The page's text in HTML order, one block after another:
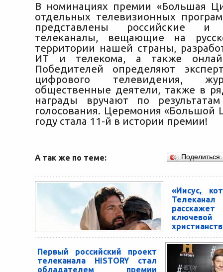
В номинациях премии «Большая
отдельных телевизионных
представлены российские и
телеканалы, вещающие на
территории нашей страны,
ИТ и телекома, а также
Победителей определяют
цифрового телевидения,
общественные деятели, также в
награды вручают по результатам
голосования. Церемония «Большой
году стала 11-й в истории премии!
А так же по теме:
«Иисус,
Новый
HISTORY
культовых
Первый российский проект
телеканала HISTORY стал
обладателем премии